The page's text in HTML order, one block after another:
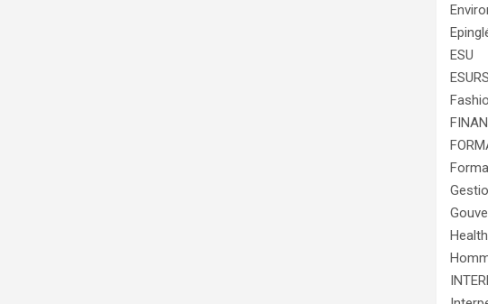
ESU
ESURS
Health